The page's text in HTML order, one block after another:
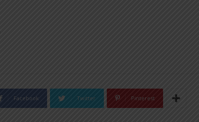
Facebook Twitter Pinterest